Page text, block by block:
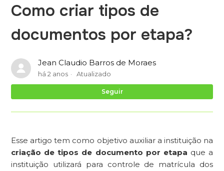
Como criar tipos de
documentos por etapa?
Jean Claudio Barros de Moraes
há 2 anos Atualizado
Seguir
Esse artigo tem como objetivo auxiliar a instituição na
criação de tipos de documento por etapa que a
instituição utilizará para controle de matrícula dos